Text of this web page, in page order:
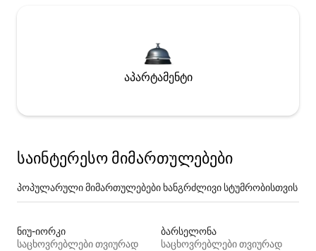
აპარტამენტი
საინტერესო მიმართულებები
პოპულარული მიმართულებები ხანგრძლივი სტუმრობისთვის
ნიუ-იორკი
საცხოვრებლები თვიურად
ბარსელონა
საცხოვრებლები თვიურად